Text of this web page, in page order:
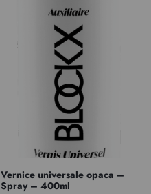
Vernice universale opaca –
Spray – 400ml